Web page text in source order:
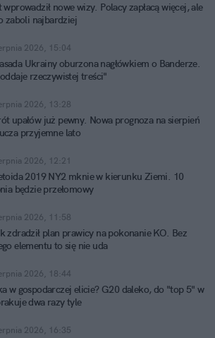
wprowadził nowe wizy. Polacy zapłacą więcej, ale
zaboli najbardziej
2026, 15:04
Ukrainy oburzona nagłówkiem o Banderze.
rzeczywistej treści"
2026, 13:28
upałów już pewny. Nowa prognoza na sierpień
przyjemne lato
2026, 12:21
2019 NY2 mknie w kierunku Ziemi. 10
będzie przełomowy
2026, 11:58
zdradził plan prawicy na pokonanie KO. Bez
elementu to się nie uda
2026, 18:44
w gospodarczej elicie? G20 daleko, do "top 5" w
dwa razy tyle
2026, 16:35